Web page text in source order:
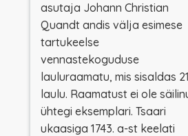
asutaja Johann Christian
Quandt andis välja esimese
tartukeelse
vennastekoguduse
lauluraamatu, mis sisaldas 21
laulu. Raamatust ei ole
ühtegi eksemplari. Tsaari
ukaasiga 1743. a-st keelati